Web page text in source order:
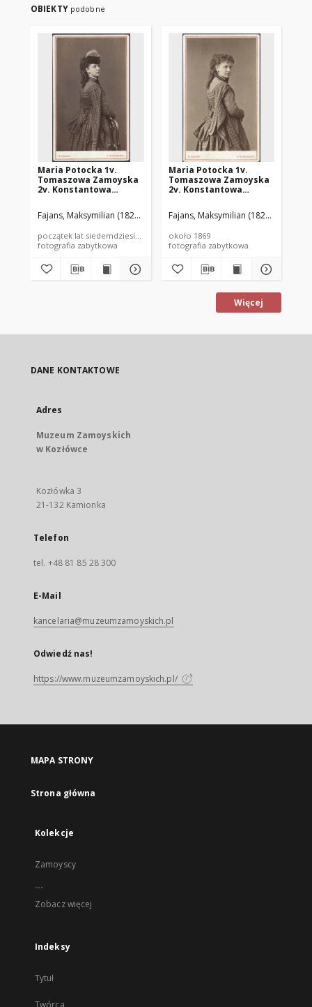
OBIEKTY podobne
Maria Potocka 1v.
Tomaszowa Zamoyska
2v. Konstantowa
Fajans, Maksymilian (1827–1889)
początek lat siedemdziesiątych XIX wieku
fotografia zabytkowa
Maria Potocka 1v.
Tomaszowa Zamoyska
2v. Konstantowa
Fajans, Maksymilian (1827–1889)
około 1869
fotografia zabytkowa
Więcej
DANE KONTAKTOWE
Adres
Muzeum Zamoyskich
w Kozłówce
Kozłówka 3
21-132 Kamionka
Telefon
tel. +48 81 85 28 300
E-Mail
kancelaria@muzeumzamoyskich.pl
Odwiedź nas!
https://www.muzeumzamoyskich.pl/
MAPA STRONY
Strona główna
Kolekcje
Zamoyscy
...
Zobacz więcej
Indeksy
Tytuł
Twórca